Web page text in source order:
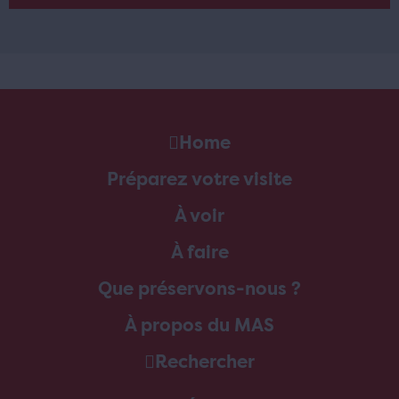
Home
Préparez votre visite
À voir
À faire
Que préservons-nous ?
À propos du MAS
Rechercher